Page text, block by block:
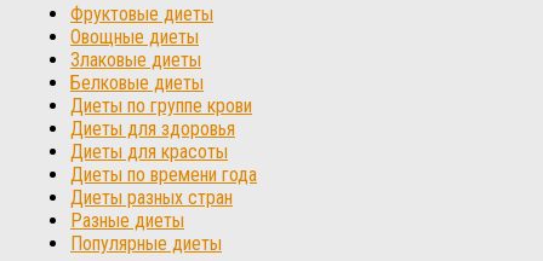
Фруктовые диеты
Овощные диеты
Злаковые диеты
Белковые диеты
Диеты по группе крови
Диеты для здоровья
Диеты для красоты
Диеты по времени года
Диеты разных стран
Разные диеты
Популярные диеты